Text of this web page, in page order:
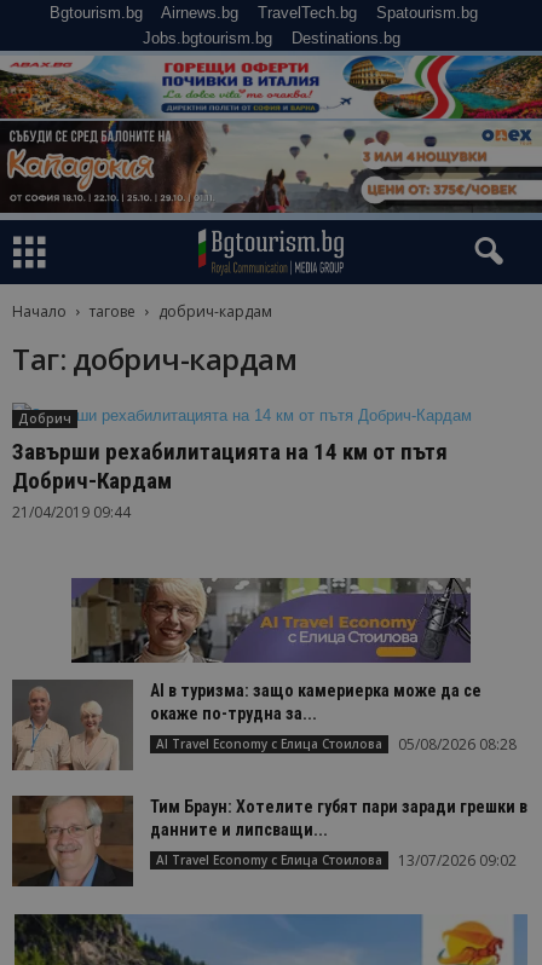
Bgtourism.bg Airnews.bg TravelTech.bg
Spatourism.bg
Jobs.bgtourism.bg
Destinations.bg
Начало тагове добрич-кардам
Таг: добрич-кардам
Добрич
Завърши рехабилитацията на 14 км от пътя
Добрич-Кардам
21/04/2019 09:44
AI в туризма: защо камериерка може да се
окаже по-трудна за...
AI Travel Economy с Елица Стоилова 05/08/2026 08:28
Тим Браун: Хотелите губят пари заради грешки в
данните и липсващи...
AI Travel Economy с Елица Стоилова 13/07/2026 09:02